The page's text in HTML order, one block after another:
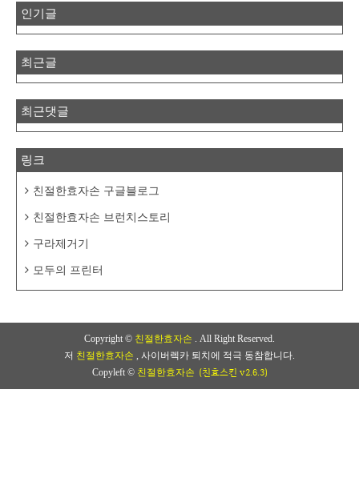
인기글
최근글
최근댓글
링크
친절한효자손 구글블로그
친절한효자손 브런치스토리
구라제거기
모두의 프린터
Copyright © 친절한효자손 . All Right Reserved.
저 친절한효자손 , 사이버렉카 퇴치에 적극 동참합니다.
Copyleft © 친절한효자손 (친효스킨 v2.6.3)